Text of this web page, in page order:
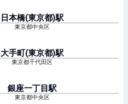
日本橋(東京都)駅
東京都中央区
大手町(東京都)駅
東京都千代田区
銀座一丁目駅
東京都中央区